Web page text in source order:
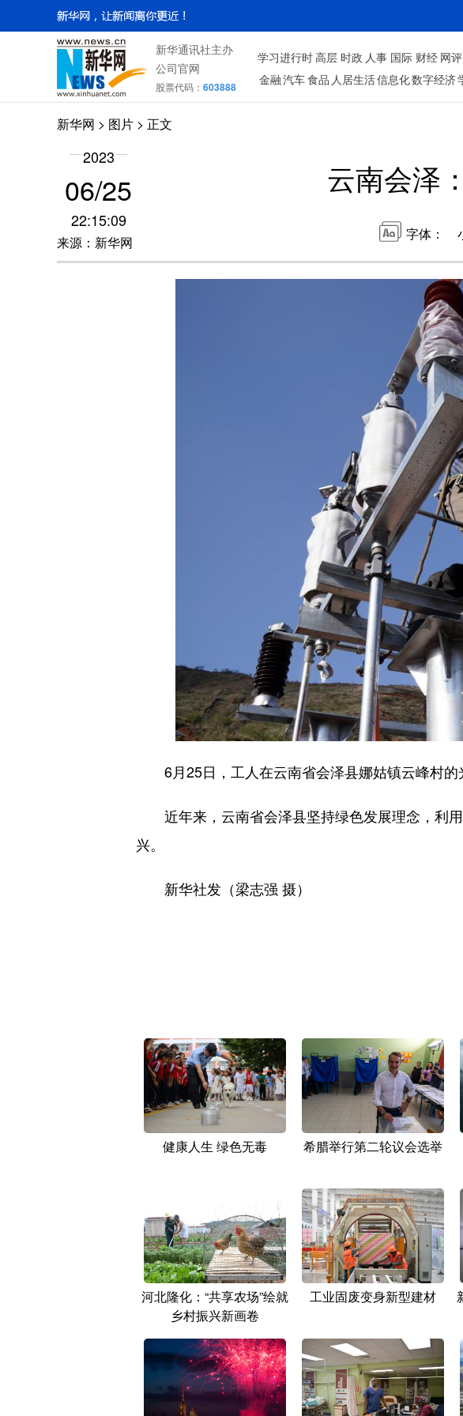
新华通讯社主办
公司官网
股票代码： 603888
学习进行时高层 时政 人事 国际 财经 网评
金融汽车食品 人居生活信息化数字经济
新华网 > 图片 > 正文
2023
06/25
22:15:09
来源：新华网
云南会泽
字体：
6月25日，工人在云南省会泽县娜姑镇云峰村的
近年来，云南省会泽县坚持绿色发展理念，利用
兴。
新华社发（梁志强 摄）
健康人生 绿色无毒 希腊举行第二轮议会选举
河北隆化：“共享农场”绘就
乡村振兴新画卷
工业固废变身新型建材